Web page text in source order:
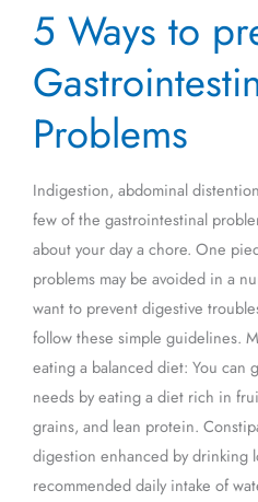
5 Ways to
Problems
Indigestion, abdominal
few of the gastrointestinal
about your day a chore. One
problems may be avoided in a
want to prevent digestive
follow these simple guidelines.
eating a balanced diet: You can
needs by eating a diet rich in
grains, and lean protein.
digestion enhanced by drinking
recommended daily intake of
Ways
to
prevent
Gastrointestinal
Problems